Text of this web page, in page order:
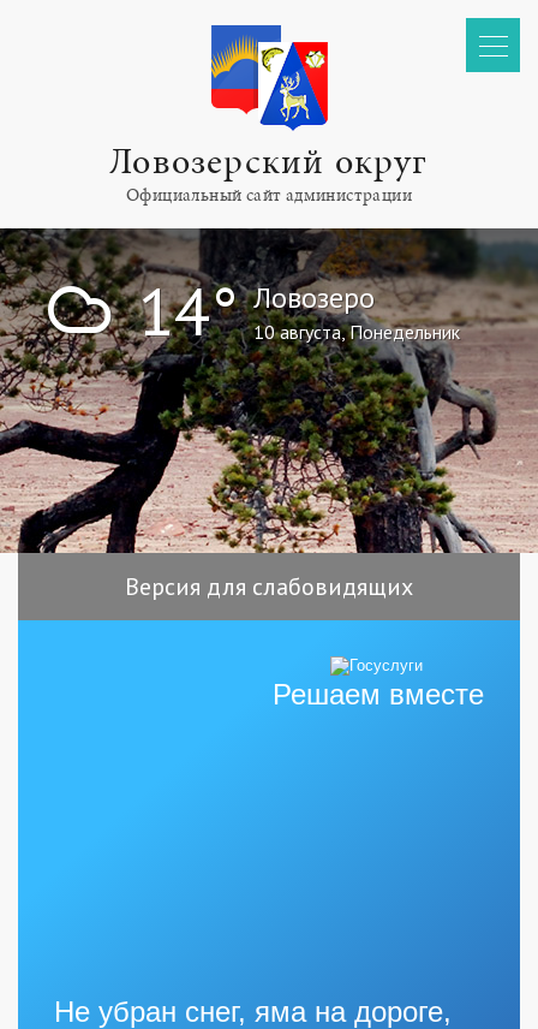
Ловозерский округ
Официальный сайт администрации
! 14° Ловозеро
10 августа, Понедельник
Версия для слабовидящих
Решаем вместе
Не убран снег, яма на дороге,